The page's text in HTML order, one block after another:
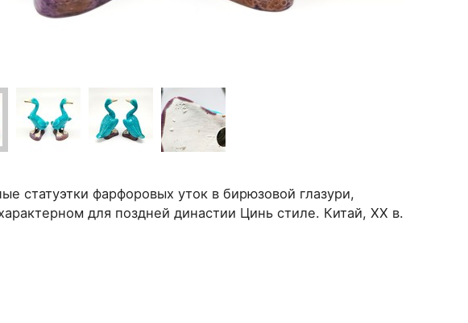
статуэтки фарфоровых уток в бирюзовой глазури,
для поздней династии Цинь стиле. Китай, ХХ в.